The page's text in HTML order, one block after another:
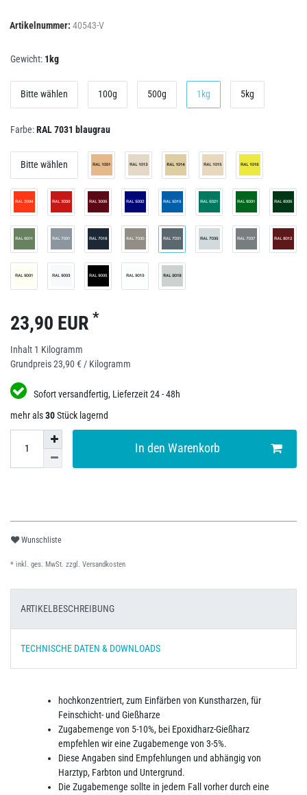
Artikelnummer: 40543-V
Gewicht: 1kg
Bitte wählen 100g 500g 1kg 5kg
Farbe:RAL 7031 blaugrau
Bitte wählen
23,90 EUR *
Inhalt 1 Kilogramm
Grundpreis23,90 € / Kilogramm
Sofort versandfertig, Lieferzeit 24 - 48h
mehr als30Stück lagernd
In den Warenkorb
Wunschliste
* inkl. ges. MwSt. zzgl. Versandkosten
ARTIKELBESCHREIBUNG
TECHNISCHE DATEN & DOWNLOADS
hochkonzentriert, zum Einfärben von Kunstharzen, für
Feinschicht- und Gießharze
Zugabemenge von 5-10%, bei Epoxidharz-Gießharz
empfehlen wir eine Zugabemenge von 3-5%.
Diese Angaben sind Empfehlungen und abhängig von
Harztyp, Farbton und Untergrund.
Die Zugabemenge sollte in jedem Fall vorher durch eine